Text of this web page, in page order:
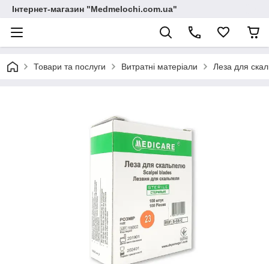
Інтернет-магазин "Medmelochi.com.ua"
Товари та послуги Витратні матеріали Леза для